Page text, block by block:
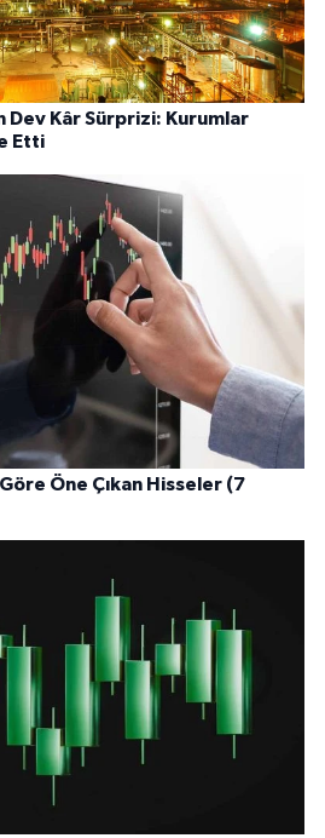
Dev Kâr Sürprizi: Kurumlar
Etti
Öne Çıkan Hisseler (7